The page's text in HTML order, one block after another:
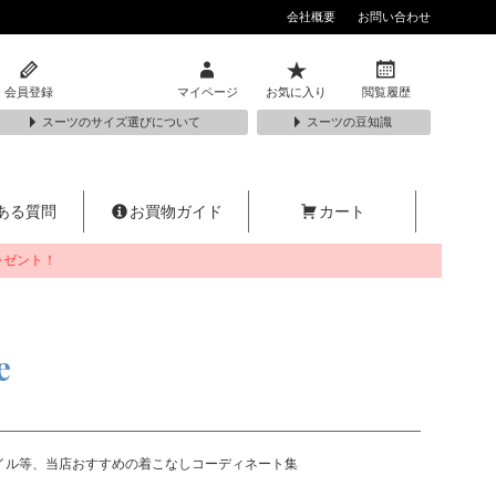
会社概要 お問い合わせ
会員登録 マイページ お気に入り 閲覧履歴
スーツのサイズ選びについて スーツの豆知識
る質問 お買物ガイド カート
ント！
等、当店おすすめの着こなしコーディネート集